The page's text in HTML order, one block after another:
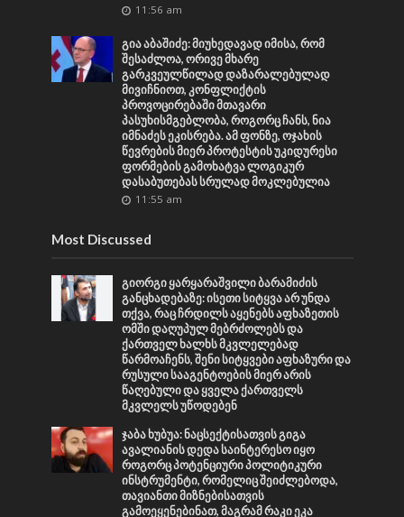
11:56 am
გია აბაშიძე: მიუხედავად იმისა, რომ
შესაძლოა, ორივე მხარე
გარკვეულწილად დაზარალებულად
მივიჩნიოთ, კონფლიქტის
პროვოცირებაში მთავარი
პასუხისმგებლობა, როგორც ჩანს, ნია
იმნაძეს ეკისრება. ამ ფონზე, ოჯახის
წევრების მიერ პროტესტის უკიდურესი
ფორმების გამოხატვა ლოგიკურ
დასაბუთებას სრულად მოკლებულია
11:55 am
Most Discussed
გიორგი ყარყარაშვილი ბარამიძის
განცხადებაზე: ისეთი სიტყვა არ უნდა
თქვა, რაც ჩრდილს აყენებს აფხაზეთის
ომში დაღუპულ მებრძოლებს და
ქართველ ხალხს მკვლელებად
წარმოაჩენს, შენი სიტყვები აფხაზური და
რუსული სააგენტოების მიერ არის
წაღებული და ყველა ქართველს
მკვლელს უწოდებენ
ჯაბა ხუბუა: ნაცსექტისათვის გიგა
ავალიანის დედა საინტერესო იყო
როგორც პოტენციური პოლიტიკური
ინსტრუმენტი, რომელიც შეიძლებოდა,
თავიანთი მიზნებისათვის
გამოეყენებინათ, მაგრამ რაკი ეკა